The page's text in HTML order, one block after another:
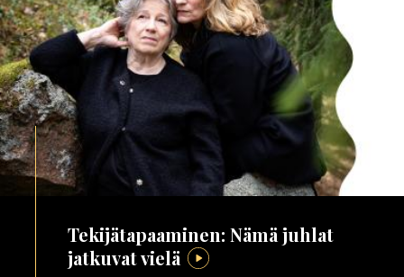
Tekijätapaaminen: Nämä juhlat
jatkuvat vielä